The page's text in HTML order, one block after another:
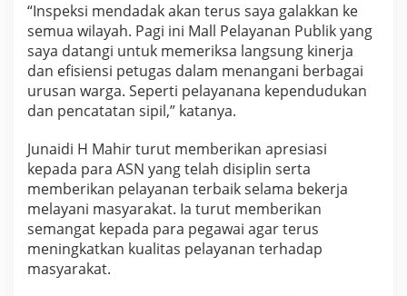
“Inspeksi mendadak akan terus saya galakkan ke
semua wilayah. Pagi ini Mall Pelayanan Publik yang
saya datangi untuk memeriksa langsung kinerja
dan efisiensi petugas dalam menangani berbagai
urusan warga. Seperti pelayanana kependudukan
dan pencatatan sipil,” katanya.
Junaidi H Mahir turut memberikan apresiasi
kepada para ASN yang telah disiplin serta
memberikan pelayanan terbaik selama bekerja
melayani masyarakat. Ia turut memberikan
semangat kepada para pegawai agar terus
meningkatkan kualitas pelayanan terhadap
masyarakat.